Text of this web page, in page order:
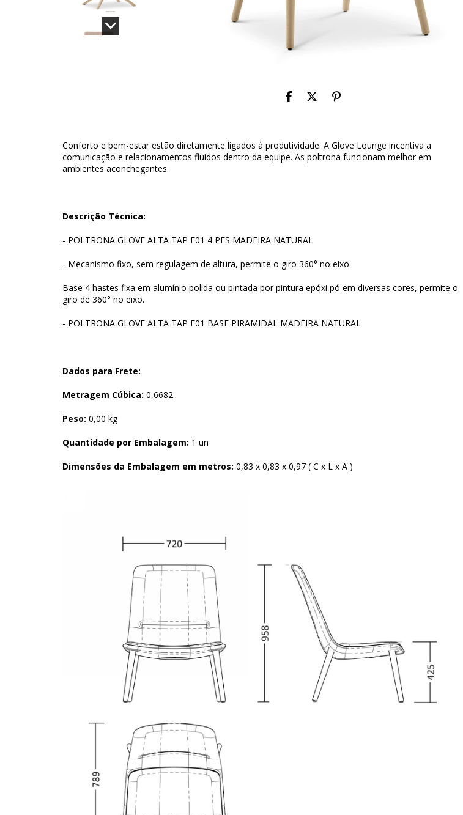
Conforto e bem-estar estão diretamente ligados à produtividade. A Glove Lounge incentiva a
comunicação e relacionamentos fluidos dentro da equipe. As poltrona funcionam melhor em
ambientes aconchegantes.
Descrição Técnica:
- POLTRONA GLOVE ALTA TAP E01 4 PES MADEIRA NATURAL
- Mecanismo fixo, sem regulagem de altura, permite o giro 360° no eixo.
Base 4 hastes fixa em alumínio polida ou pintada por pintura epóxi pó em diversas cores, permite o
giro de 360° no eixo.
- POLTRONA GLOVE ALTA TAP E01 BASE PIRAMIDAL MADEIRA NATURAL
Dados para Frete:
Metragem Cúbica: 0,6682
Peso: 0,00 kg
Quantidade por Embalagem: 1 un
Dimensões da Embalagem em metros: 0,83 x 0,83 x 0,97 ( C x L x A )